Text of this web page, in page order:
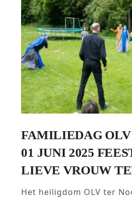
FAMILIEDAG OLV
01 JUNI 2025
LIEVE VROUW
Het heiligdom OLV ter